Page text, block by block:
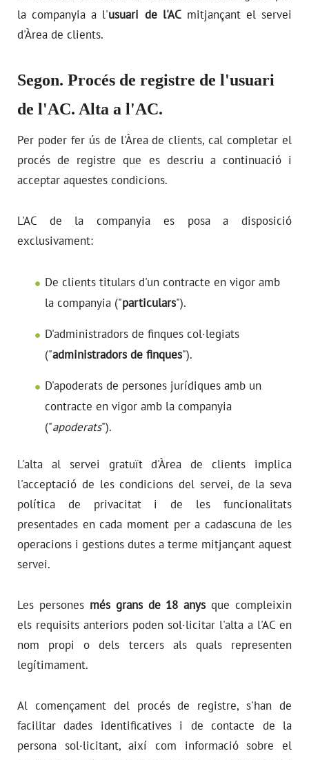
la companyia a l'usuari de l'ACmitjançant el servei
d'Àrea de clients.
Segon. Procés de registre de l'usuari
de l'AC. Alta a l'AC.
Per poder fer ús de l'Àrea de clients, cal completar el
procés de registre que es descriu a continuació i
acceptar aquestes condicions.
L'AC de la companyia es posa a disposició
exclusivament:
De clients titulars d'un contracte en vigor amb
la companyia ("particulars").
D'administradors de finques col·legiats
("administradors de finques").
D'apoderats de persones jurídiques amb un
contracte en vigor amb la companyia
("apoderats").
L'alta al servei gratuït d'Àrea de clients implica
l'acceptació de les condicions del servei, de la seva
política de privacitat i de les funcionalitats
presentades en cada moment per a cadascuna de les
operacions i gestions dutes a terme mitjançant aquest
servei.
Les persones més grans de 18 anys que compleixin
els requisits anteriors poden sol·licitar l'alta a l'AC en
nom propi o dels tercers als quals representen
legítimament.
Al començament del procés de registre, s'han de
facilitar dades identificatives i de contacte de la
persona sol·licitant, així com informació sobre el